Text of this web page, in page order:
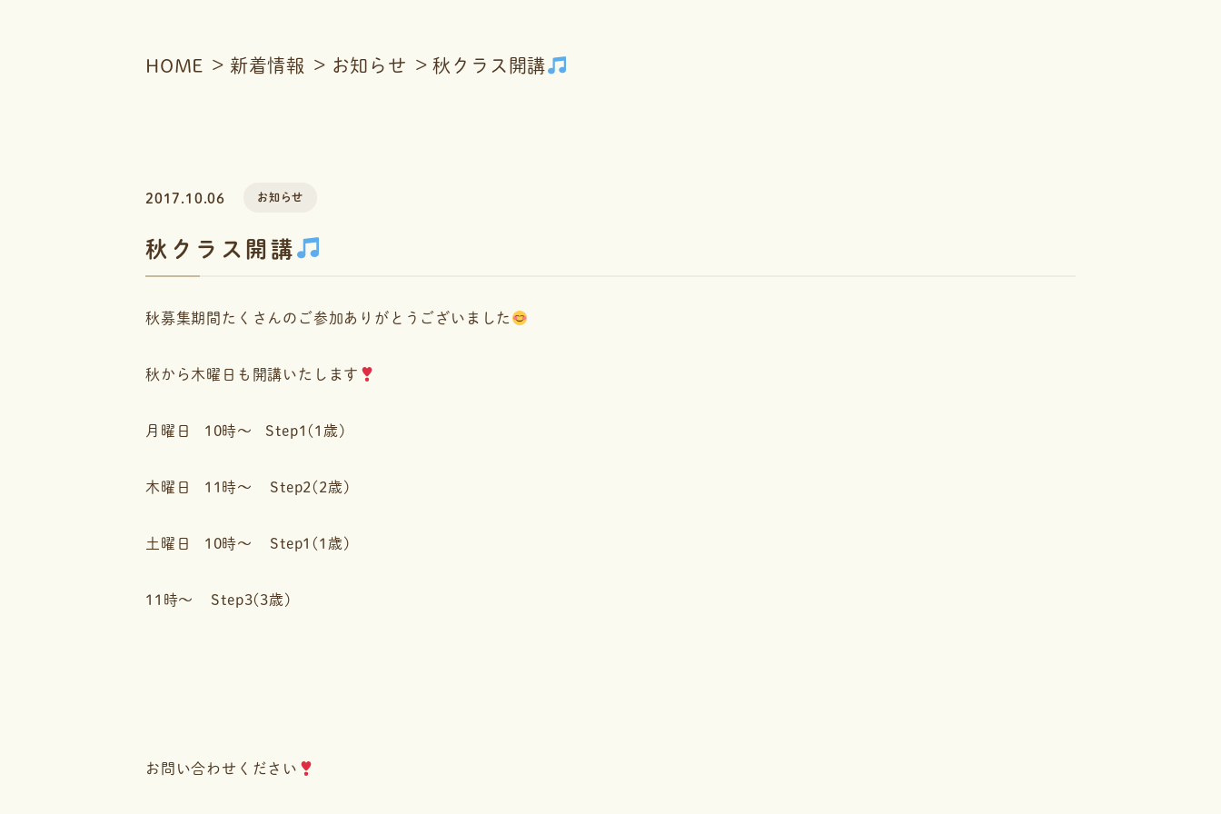
HOME 新着情報 お知らせ 秋クラス開講
2017.10.06 お知らせ
秋クラス開講
秋募集期間たくさんのご参加ありがとうございました
秋から木曜日も開講いたします
月曜日 10時〜 Step1(1歳)
木曜日 11時〜 Step2(2歳)
土曜日 10時〜 Step1(1歳)
11時〜 Step3(3歳)
お問い合わせください